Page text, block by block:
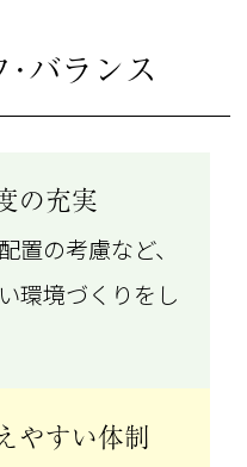
バランス
の充実
置の考慮など、
環境づくりをし
やすい体制